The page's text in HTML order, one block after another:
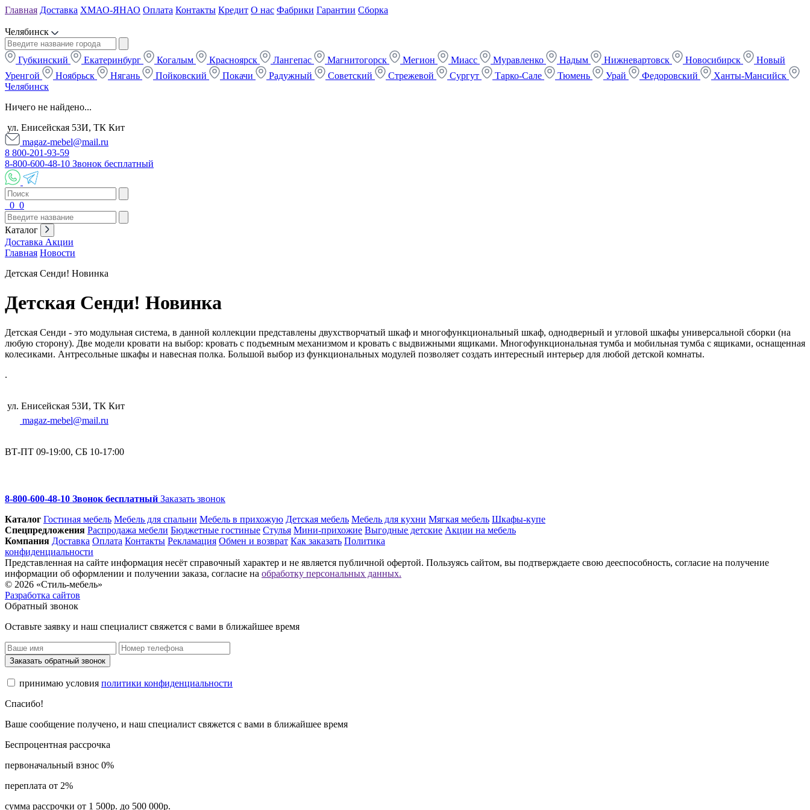
Главная Доставка ХМАО-ЯНАО Оплата Контакты Кредит О нас Фабрики Гарантии Сборка
Челябинск
Губкинский Екатеринбург Когалым Красноярск Лангепас Магнитогорск Мегион Миасс Муравленко Надым Нижневартовск Новосибирск
Новый
Уренгой
Ноябрьск Нягань Пойковский Покачи Радужный Советский Стрежевой Сургут Тарко-Сале Тюмень Урай Федоровский
Ханты-Мансийск
Челябинск
Ничего не найдено...
ул. Енисейская 53И, ТК Кит
magaz-mebel@mail.ru
8 800-201-93-59
8-800-600-48-10 Звонок бесплатный
0 0
Каталог
Доставка Акции
Главная Новости
Детская Сенди! Новинка
Детская Сенди! Новинка
Детская Сенди - это модульная система, в данной коллекции представлены двухстворчатый шкаф и многофункциональный шкаф, однодверный и угловой шкафы универсальной сборки (на
любую сторону). Две модели кровати на выбор: кровать с подъемным механизмом и кровать с выдвижными ящиками. Многофункциональная тумба и мобильная тумба с ящиками, оснащенная
колесиками. Антресольные шкафы и навесная полка. Большой выбор из функциональных модулей позволяет создать интересный интерьер для любой детской комнаты.
.
ул. Енисейская 53И, ТК Кит
magaz-mebel@mail.ru
ВТ-ПТ 09-19:00, СБ 10-17:00
8-800-600-48-10 Звонок бесплатный Заказать звонок
Каталог Гостиная мебель Мебель для спальни Мебель в прихожую Детская мебель Мебель для кухни Мягкая мебель Шкафы-купе
Спец­предложения Распродажа мебели Бюджетные гостиные Стулья Мини-прихожие Выгодные детские Акции на мебель
Компания Доставка Оплата Контакты Рекламация Обмен и возврат Как заказать Политика
конфиденциальности
Представленная на сайте информация несёт справочный характер и не является публичной офертой. Пользуясь сайтом, вы подтверждаете свою дееспособность, согласие на получение
информации об оформлении и получении заказа, согласие на обработку персональных данных.
© 2026 «Стиль-мебель»
Разработка сайтов
Обратный звонок
Оставьте заявку и наш специалист свяжется с вами в ближайшее время
Заказать обратный звонок
принимаю условия политики конфиденциальности
Спасибо!
Ваше сообщение получено, и наш специалист свяжется с вами в ближайшее время
Беспроцентная рассрочка
первоначальный взнос 0%
переплата от 2%
сумма рассрочки от 1 500р. до 500 000р.